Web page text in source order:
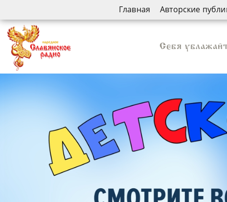
Главная Авторские
Себя